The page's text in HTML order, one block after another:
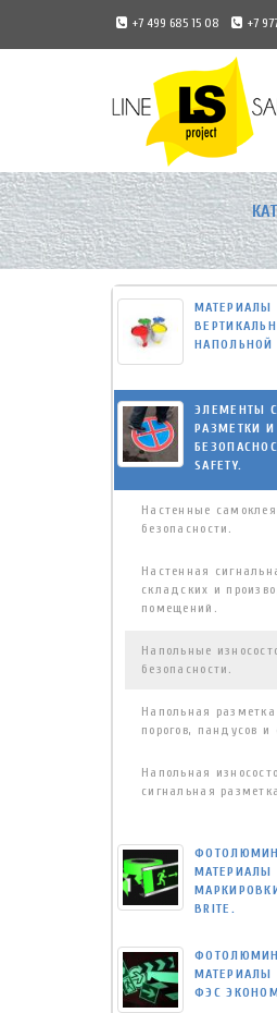
+7 499 685 15 08 +7
Universal
-
go
to
homepage
МАТЕРИАЛЫ
НАПОЛЬНОЙ
ЭЛЕМЕНТЫ
РАЗМЕТКИ И
SAFETY.
Настенные
безопасности.
Настенная
складских и
помещений.
Напольные
безопасности.
Напольная разметка
порогов, пандусов и
Напольная
сигнальная
МАТЕРИАЛЫ
МАРКИРОВКИ
BRITE.
МАТЕРИАЛЫ
ФЭС